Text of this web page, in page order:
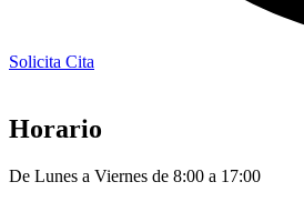
Solicita Cita
Horario
De Lunes a Viernes de 8:00 a 17:00